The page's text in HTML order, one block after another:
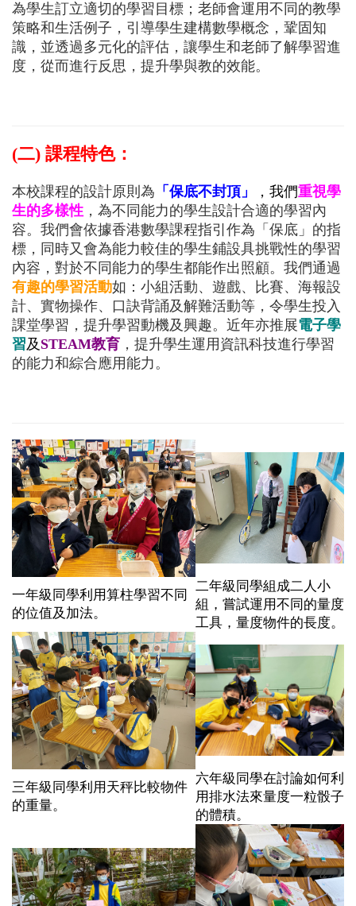
為學生訂立適切的學習目標；老師會運用不同的教學
策略和生活例子，引導學生建構數學概念，鞏固知
識，並透過多元化的評估，讓學生和老師了解學習進
度，從而進行反思，提升學與教的效能。
(二) 課程特色：
本校課程的設計原則為 「保底不封頂」 ，我們重視學
生的多樣性 ，為不同能力的學生設計合適的學習內
容。我們會依據香港數學課程指引作為「保底」的指
標，同時又會為能力較佳的學生鋪設具挑戰性的學習
內容，對於不同能力的學生都能作出照顧。我們通過
有趣的學習活動如：小組活動、遊戲、比賽、海報設
計、實物操作、口訣背誦及解難活動等，令學生投入
課堂學習，提升學習動機及興趣。近年亦推展電子學
習及 STEAM教育 ，提升學生運用資訊科技進行學習
的能力和綜合應用能力。
一年級同學利用算柱學習不同
的位值及加法。
二年級同學組成二人小
組，嘗試運用不同的量度
工具，量度物件的長度。
三年級同學利用天秤比較物件
的重量。
六年級同學在討論如何利
用排水法來量度一粒骰子
的體積。